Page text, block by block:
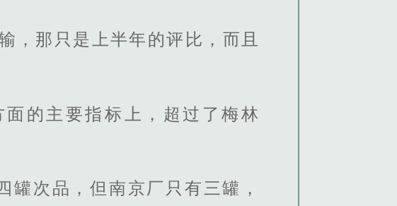
，那只是上半年的评比，而且
的主要指标上，超过了梅林
次品，但南京厂只有三罐，